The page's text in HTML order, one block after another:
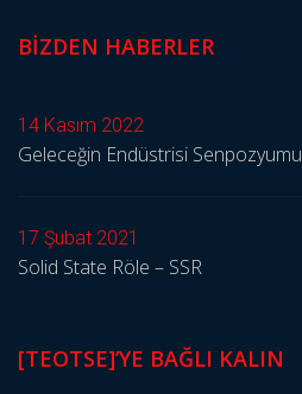
BIZDEN HABERLER
14 Kasım 2022
Geleceğin Endüstrisi Senpozyumu
17 Şubat 2021
Solid State Röle – SSR
[TEOTSE]’YE BAĞLI KALIN